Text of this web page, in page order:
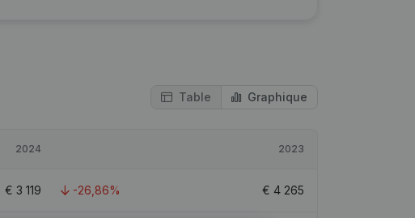
Table Graphique
2024 2023
€ 3 119 -26,86% € 4 265